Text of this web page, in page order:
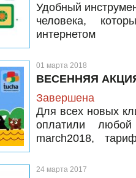
Удобный
человека,
интернетом
01 марта 2018
ВЕСЕННЯЯ
Завершена
Для всех новых
оплатили
march2018,
24 марта 2017